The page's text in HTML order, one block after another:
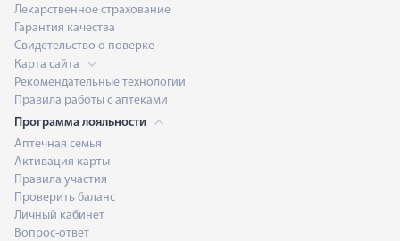
Лекарственное страхование
Гарантия качества
Свидетельство о поверке
Карта сайта
Рекомендательные технологии
Правила работы с аптеками
Программа лояльности
Аптечная семья
Активация карты
Правила участия
Проверить баланс
Личный кабинет
Вопрос-ответ